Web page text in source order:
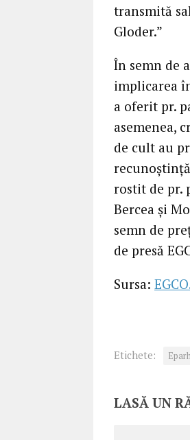
transmită
Gloder.”
În semn de
implicarea
a oferit pr.
asemenea,
de cult au
rostit de pr.
Bercea și
semn de
de presă
Sursa:
Etichete:
LASĂ UN